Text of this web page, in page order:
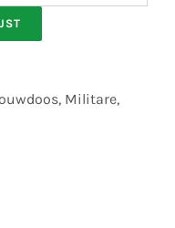
, Militare,